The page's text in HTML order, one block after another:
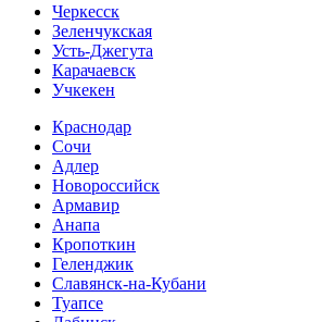
Черкесск
Зеленчукская
Усть-Джегута
Карачаевск
Учкекен
Краснодар
Сочи
Адлер
Новороссийск
Армавир
Анапа
Кропоткин
Геленджик
Славянск-на-Кубани
Туапсе